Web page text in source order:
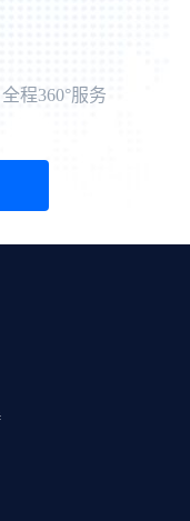
程360°服务